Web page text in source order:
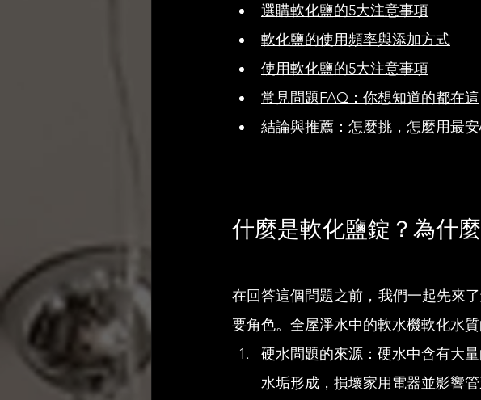
選購軟化鹽的5大注意事項
軟化鹽的使用頻率與添加方式
使用軟化鹽的5大注意事項
常見問題FAQ：你想知道的都在這
結論與推薦：怎麼挑，怎麼用最
什麼是軟化鹽錠？為什
在回答這個問題之前，我們一起先來
要角色。全屋淨水中的軟水機軟化水
硬水問題的來源：硬水中含有大
水垢形成，損壞家用電器並影響管